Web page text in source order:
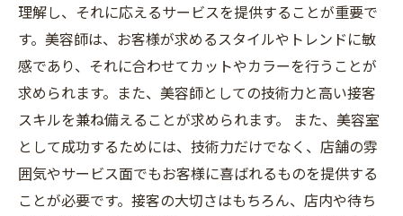
理解し、それに応えるサービスを提供することが重要で
す。美容師は、お客様が求めるスタイルやトレンドに敏
感であり、それに合わせてカットやカラーを行うことが
求められます。また、美容師としての技術力と高い接客
スキルを兼ね備えることが求められます。 また、美容室
として成功するためには、技術力だけでなく、店舗の雰
囲気やサービス面でもお客様に喜ばれるものを提供する
ことが必要です。接客の大切さはもちろん、店内や待ち